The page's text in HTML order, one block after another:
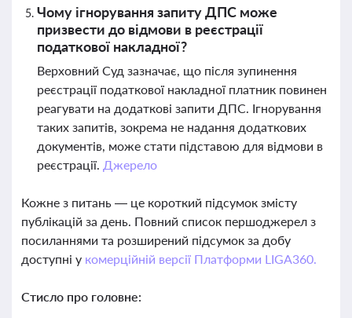
Чому ігнорування запиту ДПС може
призвести до відмови в реєстрації
податкової накладної?
Верховний Суд зазначає, що після зупинення
реєстрації податкової накладної платник повинен
реагувати на додаткові запити ДПС. Ігнорування
таких запитів, зокрема не надання додаткових
документів, може стати підставою для відмови в
реєстрації. Джерело
Кожне з питань — це короткий підсумок змісту
публікацій за день. Повний список першоджерел з
посиланнями та розширений підсумок за добу
доступні у комерційній версії Платформи LIGA360.
Стисло про головне: